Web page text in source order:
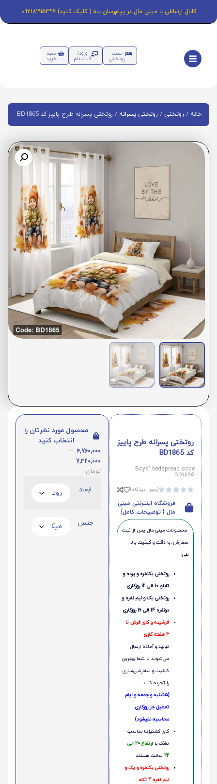
کانال ارتباطی با مینی مال در پیام‌رسان بله ( کلیک کنید) 09218315396
ست
روتختی
ورود/
ثبت نام
سبد
خرید
خانه / روتختی / روتختی پسرانه / روتختی پسرانه طرح پاییز کد BD1865
روتختی پسرانه طرح پاییز
کد BD1865
Boys' bedspread code
BD1865




(بدون دیدگاه)
فروشگاه اینترنتی مینی
مال { توضیحات کامل}
محصولات مینی‌ مال پس از ثبت
سفارش، با دقت و کیفیت بالا
طی:
روتختی یکنفره و پرده و
تابلو 10 الی 12 روزکاری
روتختی یک و نیم نفره و
دونفره 14 الی 16 روزکاری
فرشینه و کاور فرش تا
4 هفته کاری
تولید و آماده ارسال
می‌شوند تا شما بهترین
کیفیت و سفارشی‌سازی
را تجربه کنید.
(5شنبه و جمعه و ایام
تعطیل جز روزکاری
محاسبه نمیشود)
کاور کشدوزها مناسب
تشک با ا
رتفاع 20 الی
22 سانت هستند
روتختی یکنفره و یک و
نیم نفره 4 تکه
محصول مورد نظرتان را
انتخاب کنید
4,760,000
–
7,320,000
تومان
ابعاد
جنس